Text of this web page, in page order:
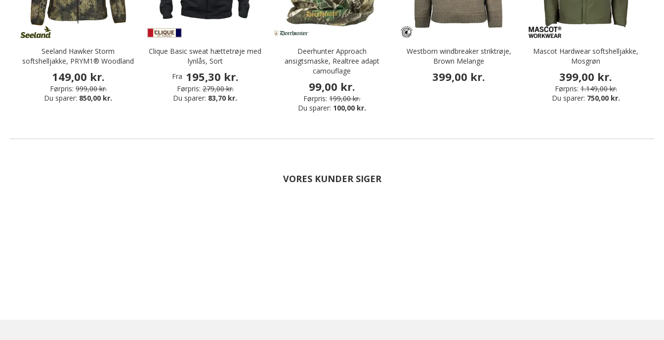
Seeland Hawker Storm
softshelljakke, PRYM1® Woodland
149,00 kr.
Førpris: 999,00 kr.
Du sparer: 850,00 kr.
Clique Basic sweat hættetrøje med
lynlås, Sort
Fra 195,30 kr.
Førpris: 279,00 kr.
Du sparer: 83,70 kr.
Deerhunter Approach
ansigtsmaske, Realtree adapt
camouflage
99,00 kr.
Førpris: 199,00 kr.
Du sparer: 100,00 kr.
Westborn windbreaker striktrøje,
Brown Melange
399,00 kr.
Mascot Hardwear softshelljakke,
Mosgrøn
399,00 kr.
Førpris: 1.149,00 kr.
Du sparer: 750,00 kr.
VORES KUNDER SIGER